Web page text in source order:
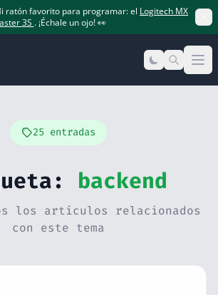
ratón favorito para programar: el Logitech MX
3S . ¡Échale un ojo! 👀
25 entradas
backend
los artículos relacionados
con este tema